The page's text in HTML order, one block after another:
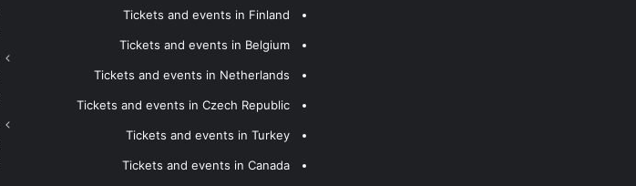
Tickets and events in Finland
Tickets and events in Belgium
Tickets and events in Netherlands
Tickets and events in Czech Republic
Tickets and events in Turkey
Tickets and events in Canada